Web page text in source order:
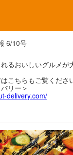
6/10号
るおいしいグルメが
こちらもご覧くださ
リー＞
delivery.com/